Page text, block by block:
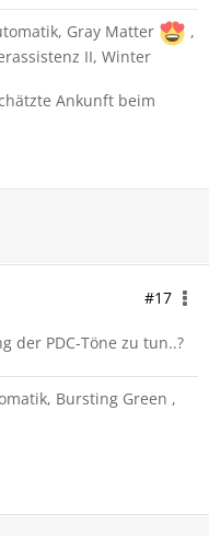
Gray Matter
,
II, Winter
Ankunft beim
#17
der PDC-Töne zu tun..?
Bursting Green ,